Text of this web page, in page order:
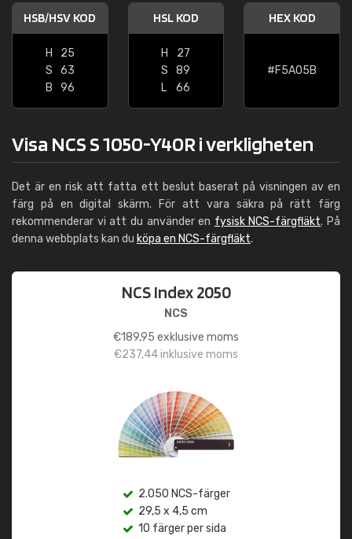
HSB/HSV KOD
H
25
S
63
B
96
HSL KOD
H
27
S
89
L
66
HEX KOD
#F5A05B
Visa NCS S 1050-Y40R i verkligheten
Det är en risk att fatta ett beslut baserat på visningen av en
färg på en digital skärm. För att vara säkra på rätt färg
rekommenderar vi att du använder en fysisk NCS-färgfläkt. På
denna webbplats kan du köpa en NCS-färgfläkt.
NCS Index 2050
NCS
€189,95 exklusive moms
€237,44inklusive moms
2.050 NCS-färger
29,5 x 4,5 cm
10 färger per sida